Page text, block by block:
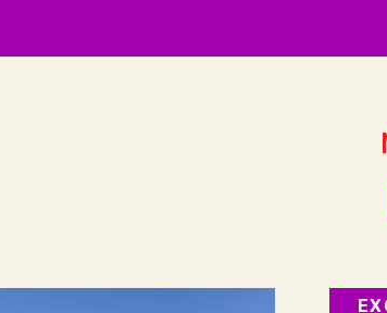
pour sécuriser votre futur.
IMMO360, nous transformons la complexité du
concrètes. Découvrez comment nous
à Vendôme :